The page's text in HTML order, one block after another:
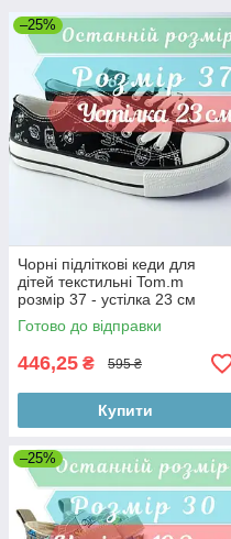
–25%
Чорні підліткові кеди для
дітей текстильні Tom.m
розмір 37 - устілка 23 см
Готово до відправки
446,25 ₴ 595 ₴
Купити
–25%